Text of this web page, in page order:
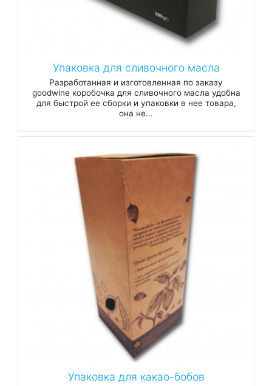
Упаковка для сливочного масла
Разработанная и изготовленная по заказу
goodwine коробочка для сливочного масла удобна
для быстрой ее сборки и упаковки в нее товара,
она не...
Упаковка для какао-бобов